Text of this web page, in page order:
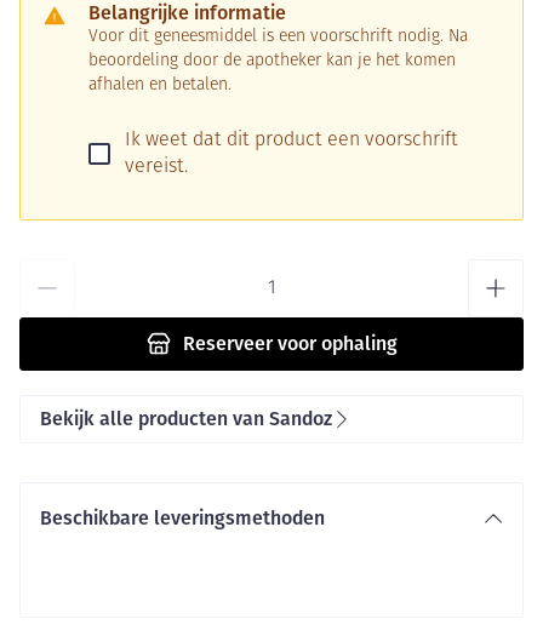
Belangrijke informatie
Voor dit geneesmiddel is een voorschrift nodig. Na
beoordeling door de apotheker kan je het komen
afhalen en betalen.
Ik weet dat dit product een voorschrift
vereist.
Reserveervoor ophaling
Bekijk alle producten van Sandoz
Beschikbare leveringsmethoden